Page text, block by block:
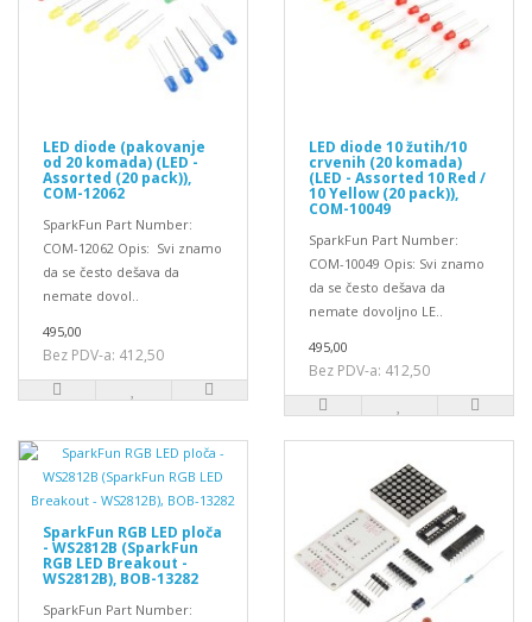
LED diode (pakovanje
od 20 komada) (LED -
Assorted (20 pack)),
COM-12062
SparkFun Part Number:
COM-12062 Opis: Svi znamo
da se često dešava da
nemate dovol..
495,00
Bez PDV-a: 412,50
LED diode 10 žutih/10
crvenih (20 komada)
(LED - Assorted 10 Red /
10 Yellow (20 pack)),
COM-10049
SparkFun Part Number:
COM-10049 Opis: Svi znamo
da se često dešava da
nemate dovoljno LE..
495,00
Bez PDV-a: 412,50
SparkFun RGB LED ploča
- WS2812B (SparkFun
RGB LED Breakout -
WS2812B), BOB-13282
SparkFun Part Number: